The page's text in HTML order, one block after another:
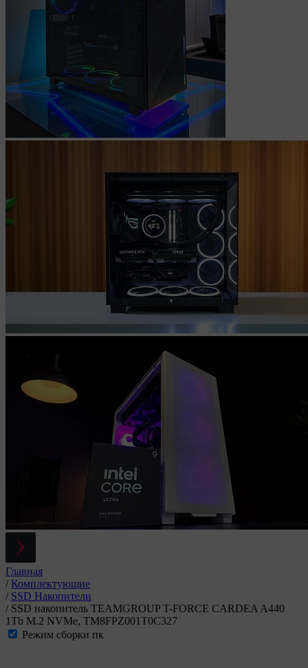
Главная
/ Комплектующие
/ SSD Накопители
/ SSD накопитель TEAMGROUP T-FORCE CARDEA A440
1Tb M.2 NVMe, TM8FPZ001T0C327
Режим сборки пк